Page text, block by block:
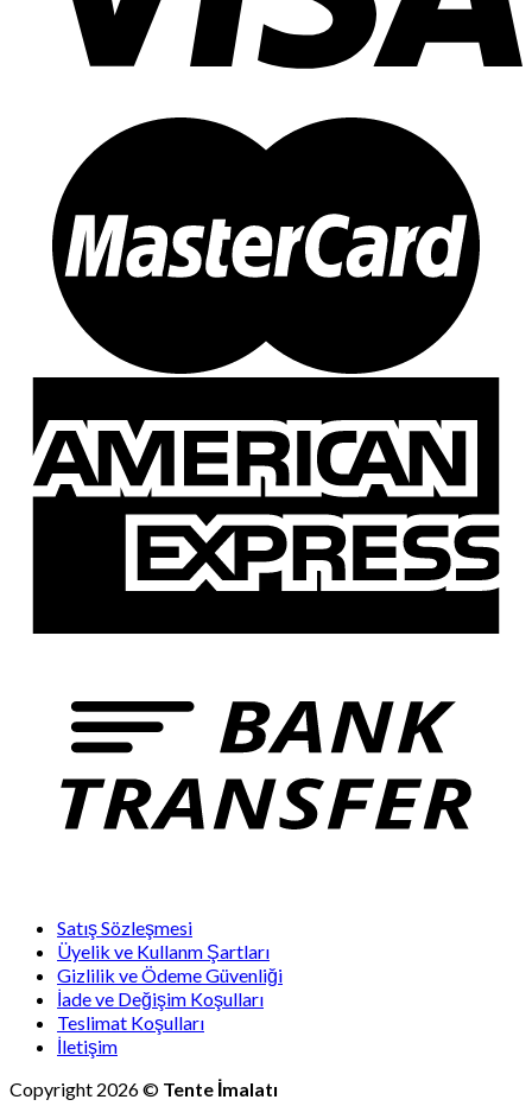
Satış Sözleşmesi
Üyelik ve Kullanm Şartları
Gizlilik ve Ödeme Güvenliği
İade ve Değişim Koşulları
Teslimat Koşulları
İletişim
Copyright 2026 © Tente İmalatı